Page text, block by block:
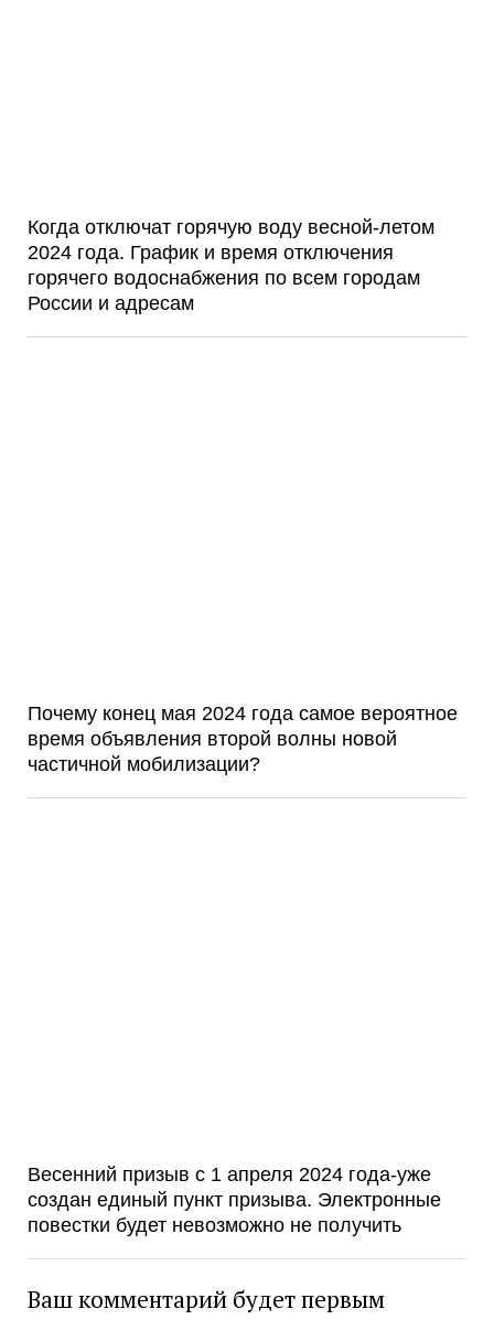
Когда отключат горячую воду весной-летом
2024 года. График и время отключения
горячего водоснабжения по всем городам
России и адресам
Почему конец мая 2024 года самое вероятное
время объявления второй волны новой
частичной мобилизации?
Весенний призыв с 1 апреля 2024 года-уже
создан единый пункт призыва. Электронные
повестки будет невозможно не получить
Ваш комментарий будет первым